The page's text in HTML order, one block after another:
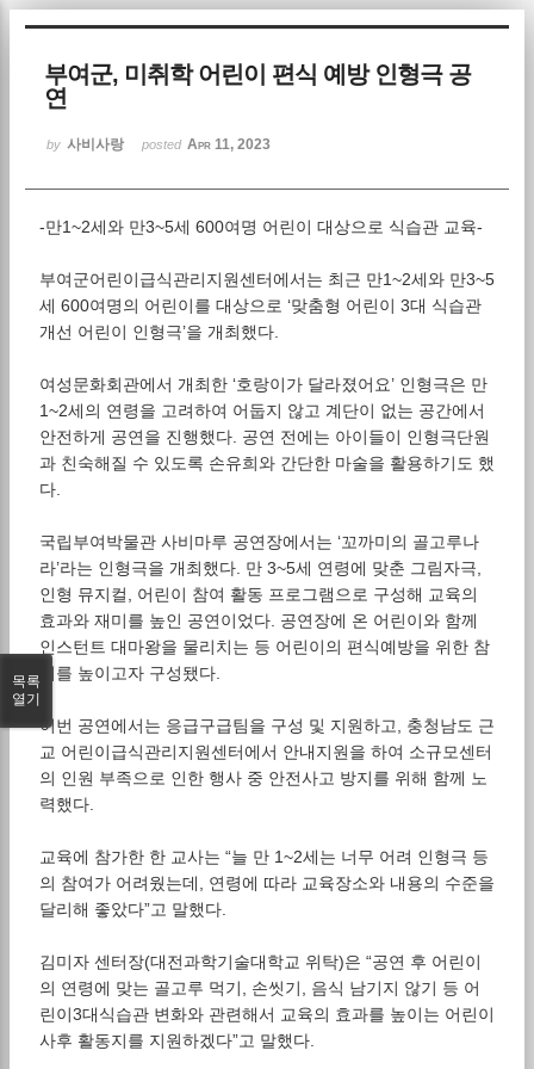
부여군, 미취학 어린이 편식 예방 인형극 공
연
by 사비사랑 posted Apr 11, 2023
-만1~2세와 만3~5세 600여명 어린이 대상으로 식습관 교육-
부여군어린이급식관리지원센터에서는 최근 만1~2세와 만3~5
세 600여명의 어린이를 대상으로 ‘맞춤형 어린이 3대 식습관
개선 어린이 인형극’을 개최했다.
여성문화회관에서 개최한 ‘호랑이가 달라졌어요’ 인형극은 만
1~2세의 연령을 고려하여 어둡지 않고 계단이 없는 공간에서
안전하게 공연을 진행했다. 공연 전에는 아이들이 인형극단원
과 친숙해질 수 있도록 손유희와 간단한 마술을 활용하기도 했
다.
국립부여박물관 사비마루 공연장에서는 ‘꼬까미의 골고루나
라’라는 인형극을 개최했다. 만 3~5세 연령에 맞춘 그림자극,
인형 뮤지컬, 어린이 참여 활동 프로그램으로 구성해 교육의
효과와 재미를 높인 공연이었다. 공연장에 온 어린이와 함께
인스턴트 대마왕을 물리치는 등 어린이의 편식예방을 위한 참
여를 높이고자 구성됐다.
이번 공연에서는 응급구급팀을 구성 및 지원하고, 충청남도 근
교 어린이급식관리지원센터에서 안내지원을 하여 소규모센터
의 인원 부족으로 인한 행사 중 안전사고 방지를 위해 함께 노
력했다.
교육에 참가한 한 교사는 “늘 만 1~2세는 너무 어려 인형극 등
의 참여가 어려웠는데, 연령에 따라 교육장소와 내용의 수준을
달리해 좋았다”고 말했다.
김미자 센터장(대전과학기술대학교 위탁)은 “공연 후 어린이
의 연령에 맞는 골고루 먹기, 손씻기, 음식 남기지 않기 등 어
린이3대식습관 변화와 관련해서 교육의 효과를 높이는 어린이
사후 활동지를 지원하겠다”고 말했다.
목록
열기
Sketchbook5, 스케치북5
Sketchbook5, 스케치북5